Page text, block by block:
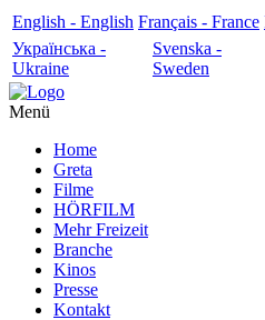
English - English Français - France
Українська -
Ukraine
Svenska -
Sweden
Menü
Home
Greta
Filme
HÖRFILM
Mehr Freizeit
Branche
Kinos
Presse
Kontakt